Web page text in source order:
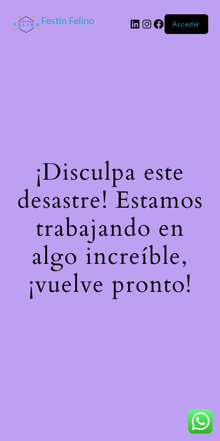
Festín Felino Acceder
¡Disculpa este
desastre! Estamos
trabajando en
algo increíble,
¡vuelve pronto!